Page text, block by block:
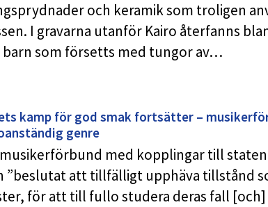
och keramik som troligen
I gravarna utanför Kairo återfanns
barn som försetts med tungor av…
kamp för god smak fortsätter –
genre
med kopplingar till staten
”beslutat att tillfälligt upphäva tillstånd
för att till fullo studera deras fall